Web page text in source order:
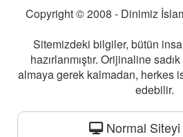
Copyright © 2008 - Dinimiz
Sitemizdeki bilgiler, bütün
hazırlanmıştır. Orijinaline
almaya gerek kalmadan, herkes
edebilir.
Normal